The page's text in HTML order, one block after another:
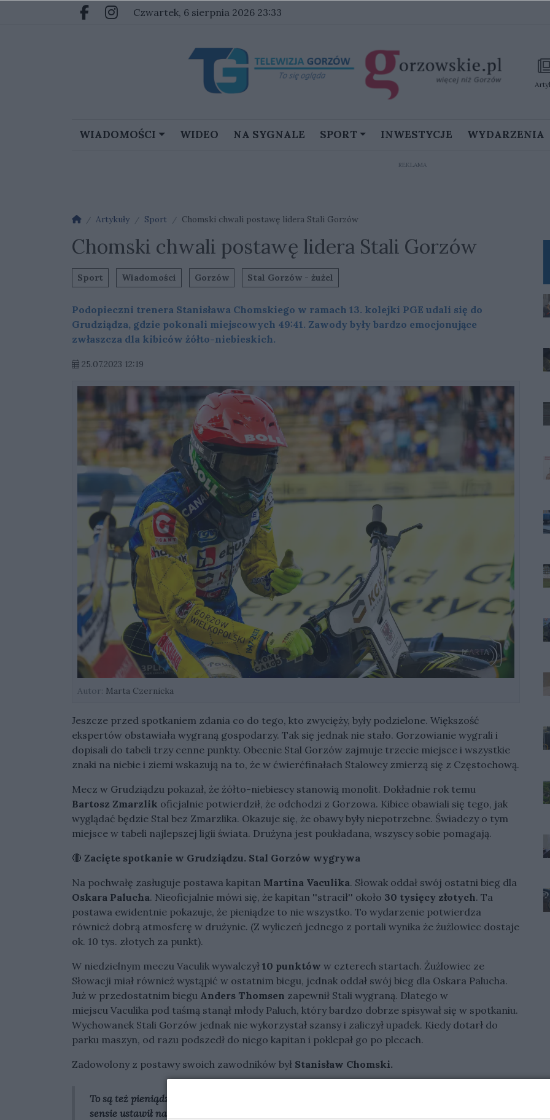
Przejdź do głównych treści
Przejdź do głównego menu
Facebook.com
Instagram.com
czwartek, 6 sierpnia 2026 23:33
WIADOMOŚCI WIDEO NA SYGNALE SPORT INWESTYCJE WYDARZENIA
REKLAMA
Strona główna
Artykuły Sport Chomski chwali postawę lidera Stali Gorzów
Chomski chwali postawę lidera Stali Gorzów
Sport Wiadomości Gorzów Stal Gorzów - żużel
Podopieczni trenera Stanisława Chomskiego w ramach 13. kolejki PGE udali się do
Grudziądza, gdzie pokonali miejscowych 49:41. Zawody były bardzo emocjonujące
zwłaszcza dla kibiców żółto-niebieskich.
25.07.2023 12:19
Autor: Marta Czernicka
Jeszcze przed spotkaniem zdania co do tego, kto zwycięży, były podzielone. Większość
ekspertów obstawiała wygraną gospodarzy. Tak się jednak nie stało. Gorzowianie wygrali i
dopisali do tabeli trzy cenne punkty. Obecnie Stal Gorzów zajmuje trzecie miejsce i wszystkie
znaki na niebie i ziemi wskazują na to, że w ćwierćfinałach Stalowcy zmierzą się z Częstochową.
Mecz w Grudziądzu pokazał, że żółto-niebiescy stanowią monolit. Dokładnie rok temu
Bartosz Zmarzlik oficjalnie potwierdził, że odchodzi z Gorzowa. Kibice obawiali się tego, jak
wyglądać będzie Stal bez Zmarzlika. Okazuje się, że obawy były niepotrzebne. Świadczy o tym
miejsce w tabeli najlepszej ligii świata. Drużyna jest poukładana, wszyscy sobie pomagają.
🔴 Zacięte spotkanie w Grudziądzu. Stal Gorzów wygrywa
Na pochwałę zasługuje postawa kapitan Martina Vaculika. Słowak oddał swój ostatni bieg dla
Oskara Palucha. Nieoficjalnie mówi się, że kapitan ''stracił'' około 30 tysięcy złotych. Ta
postawa ewidentnie pokazuje, że pieniądze to nie wszystko. To wydarzenie potwierdza
również dobrą atmosferę w drużynie. (Z wyliczeń jednego z portali wynika że żużlowiec dostaje
ok. 10 tys. złotych za punkt).
W niedzielnym meczu Vaculik wywalczył 10 punktów w czterech startach. Żużlowiec ze
Słowacji miał również wystąpić w ostatnim biegu, jednak oddał swój bieg dla Oskara Palucha.
Już w przedostatnim biegu Anders Thomsen zapewnił Stali wygraną. Dlatego w
miejscu Vaculika pod taśmą stanął młody Paluch, który bardzo dobrze spisywał się w spotkaniu.
Wychowanek Stali Gorzów jednak nie wykorzystał szansy i zaliczył upadek. Kiedy dotarł do
parku maszyn, od razu podszedł do niego kapitan i poklepał go po plecach.
Zadowolony z postawy swoich zawodników był Stanisław Chomski.
To są też pieniądze, trzeba to powiedzieć. Martin oddał bieg Oskarowi, który w pewnym
sensie ustawił nam wynik